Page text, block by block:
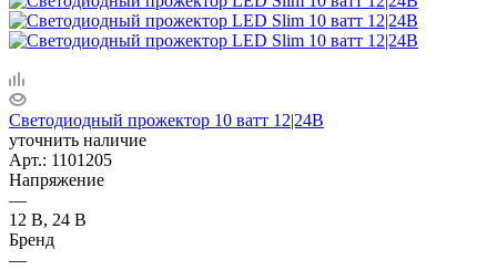
Светодиодный прожектор 10 ватт 12|24В
уточнить наличие
Арт.: 1101205
Напряжение
—
12 В, 24 В
Бренд
—